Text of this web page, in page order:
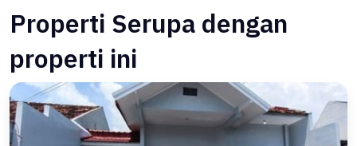
Properti Serupa dengan
properti ini